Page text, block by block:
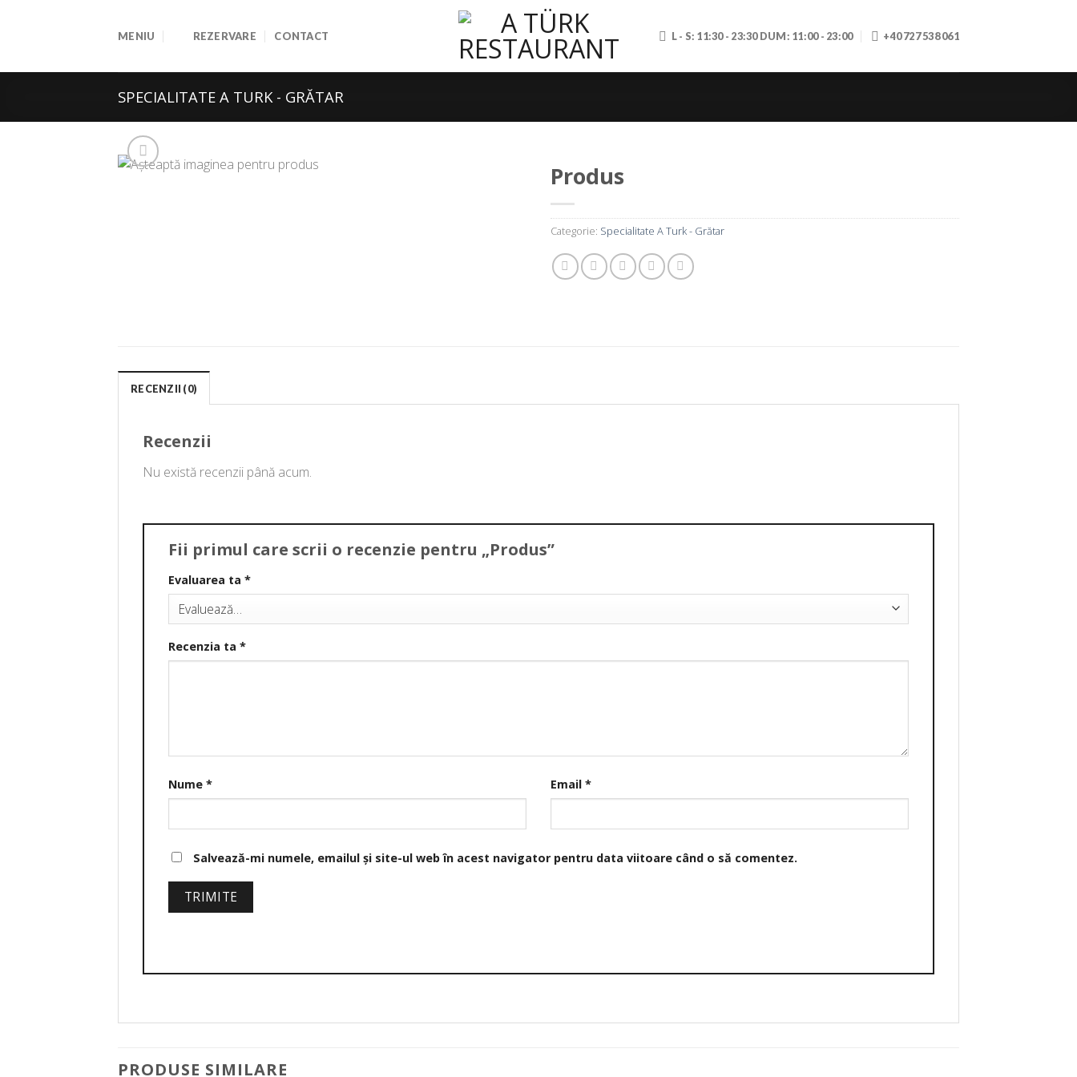
MENIU REZERVARE CONTACT L - S: 11:30 - 23:30 DUM: 11:00 - 23:00 +40 727 538 061
SPECIALITATE A TURK - GRĂTAR
Produs
Categorie: Specialitate A Turk - Grătar
RECENZII (0)
Recenzii
Nu există recenzii până acum.
Fii primul care scrii o recenzie pentru „Produs”
Evaluarea ta *
Recenzia ta *
Nume * Email *
Salvează-mi numele, emailul și site-ul web în acest navigator pentru data viitoare când o să comentez.
PRODUSE SIMILARE